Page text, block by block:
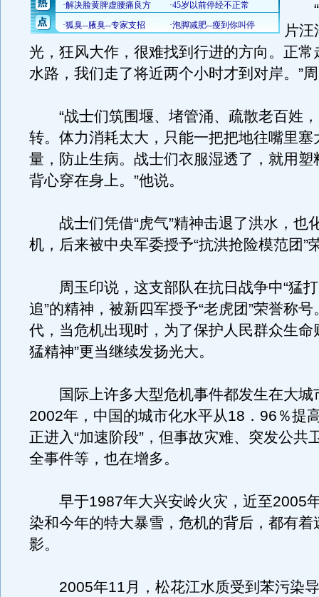
“
片汪
光，狂风大作，很难找到行进的方向。正常
水路，我们走了将近两个小时才到对岸。”
“战士们筑围堰、堵管涌、疏散老百姓，
转。体力消耗太大，只能一把把地往嘴里塞
量，防止生病。战士们衣服湿透了，就用塑
背心穿在身上。”他说。
战士们凭借“虎气”精神击退了洪水，也
机，后来被中央军委授予“抗洪抢险模范团”
周玉印说，这支部队在抗日战争中“猛打
追”的精神，被新四军授予“老虎团”荣誉称
代，当危机出现时，为了保护人民群众生命
猛精神”更当继续发扬光大。
国际上许多大型危机事件都发生在大城
2002年，中国的城市化水平从18．96％提
正进入“加速阶段”，但事故灾难、突发公共
全事件等，也在增多。
早于1987年大兴安岭火灾，近至2005
染和今年的特大暴雪，危机的背后，都有着
影。
2005年11月，松花江水质受到苯污染